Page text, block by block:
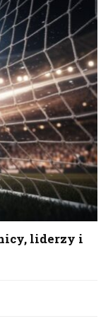
liderzy i